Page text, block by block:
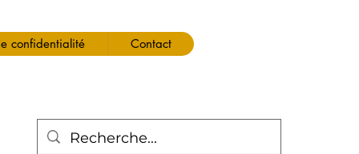
confidentialité Contact